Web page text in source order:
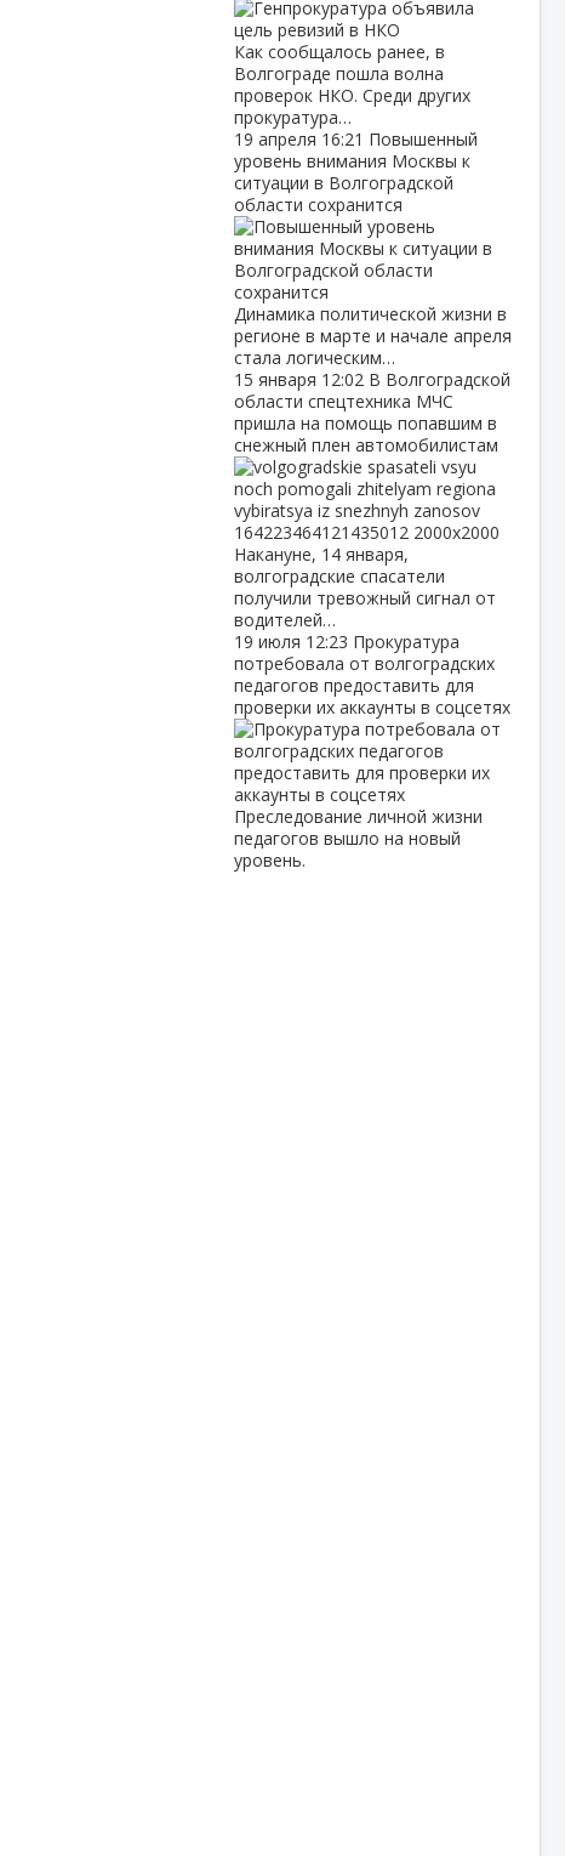
Как сообщалось ранее, в
Волгограде пошла волна
проверок НКО. Среди других
прокуратура…
19 апреля 16:21 Повышенный
уровень внимания Москвы к
ситуации в Волгоградской
области сохранится
Динамика политической жизни в
регионе в марте и начале апреля
стала логическим…
15 января 12:02 В Волгоградской
области спецтехника МЧС
пришла на помощь попавшим в
снежный плен автомобилистам
Накануне, 14 января,
волгоградские спасатели
получили тревожный сигнал от
водителей…
19 июля 12:23 Прокуратура
потребовала от волгоградских
педагогов предоставить для
проверки их аккаунты в соцсетях
Преследование личной жизни
педагогов вышло на новый
уровень.